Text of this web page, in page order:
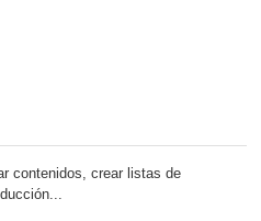
contenidos, crear listas de